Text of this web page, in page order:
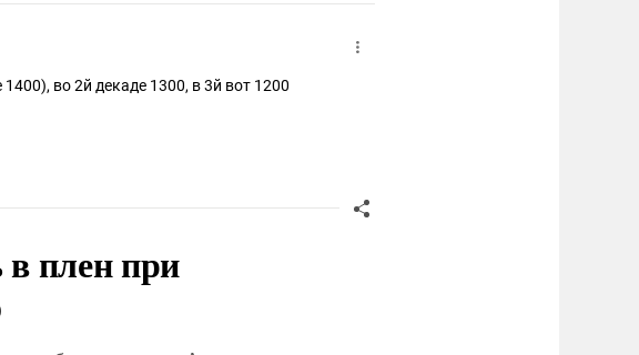
во 2й декаде 1300, в 3й вот 1200
в плен при